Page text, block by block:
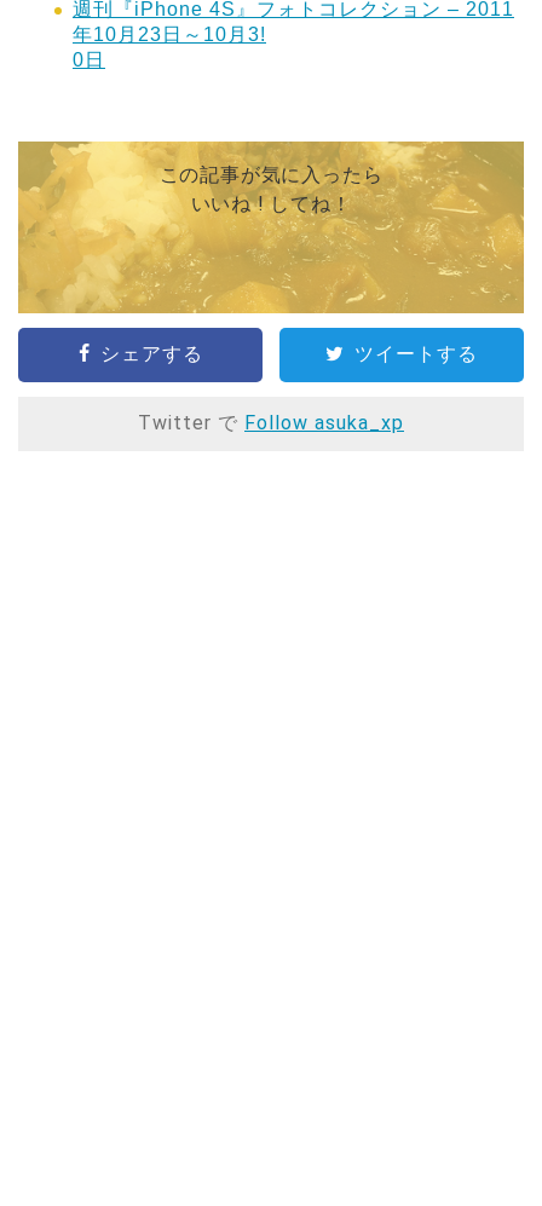
週刊『iPhone 4S』フォトコレクション – 2011
年10月23日～10月3!
0日
この記事が気に入ったら
いいね ! してね！
シェアする ツイートする
Twitter で Follow asuka_xp